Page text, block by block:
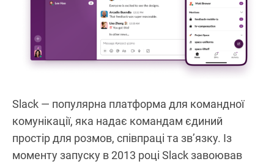
Slack — популярна платформа для командної
комунікації, яка надає командам єдиний
простір для розмов, співпраці та зв’язку. Із
моменту запуску в 2013 році Slack завоював